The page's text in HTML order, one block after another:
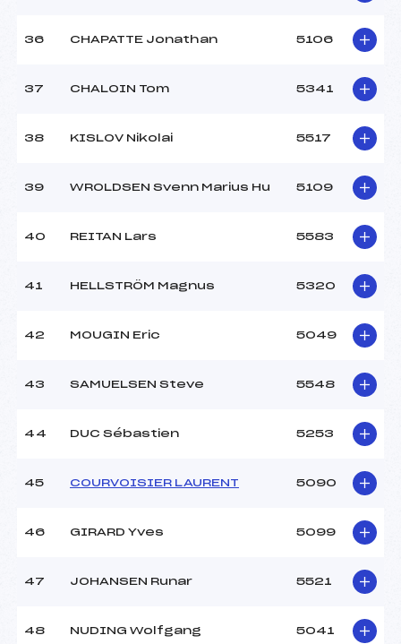
36 CHAPATTE Jonathan 5106
37 CHALOIN Tom 5341
38 KISLOV Nikolai 5517
39 WROLDSEN Svenn Marius Hu 5109
40 REITAN Lars 5583
41 HELLSTRÖM Magnus 5320
42 MOUGIN Eric 5049
43 SAMUELSEN Steve 5548
44 DUC Sébastien 5253
45 COURVOISIER LAURENT 5090
46 GIRARD Yves 5099
47 JOHANSEN Runar 5521
48 NUDING Wolfgang 5041